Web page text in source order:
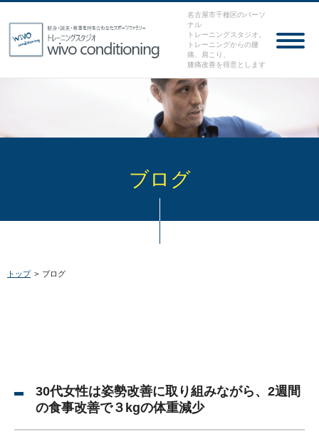
名古屋市千種区のパーソ
ナル
トレーニングスタジオ。
トレーニングからの腰
痛、肩こり、
膝痛改善を得意とします
ブログ
トップ > ブログ
30代女性は姿勢改善に取り組みながら、2週間
の食事改善で３kgの体重減少